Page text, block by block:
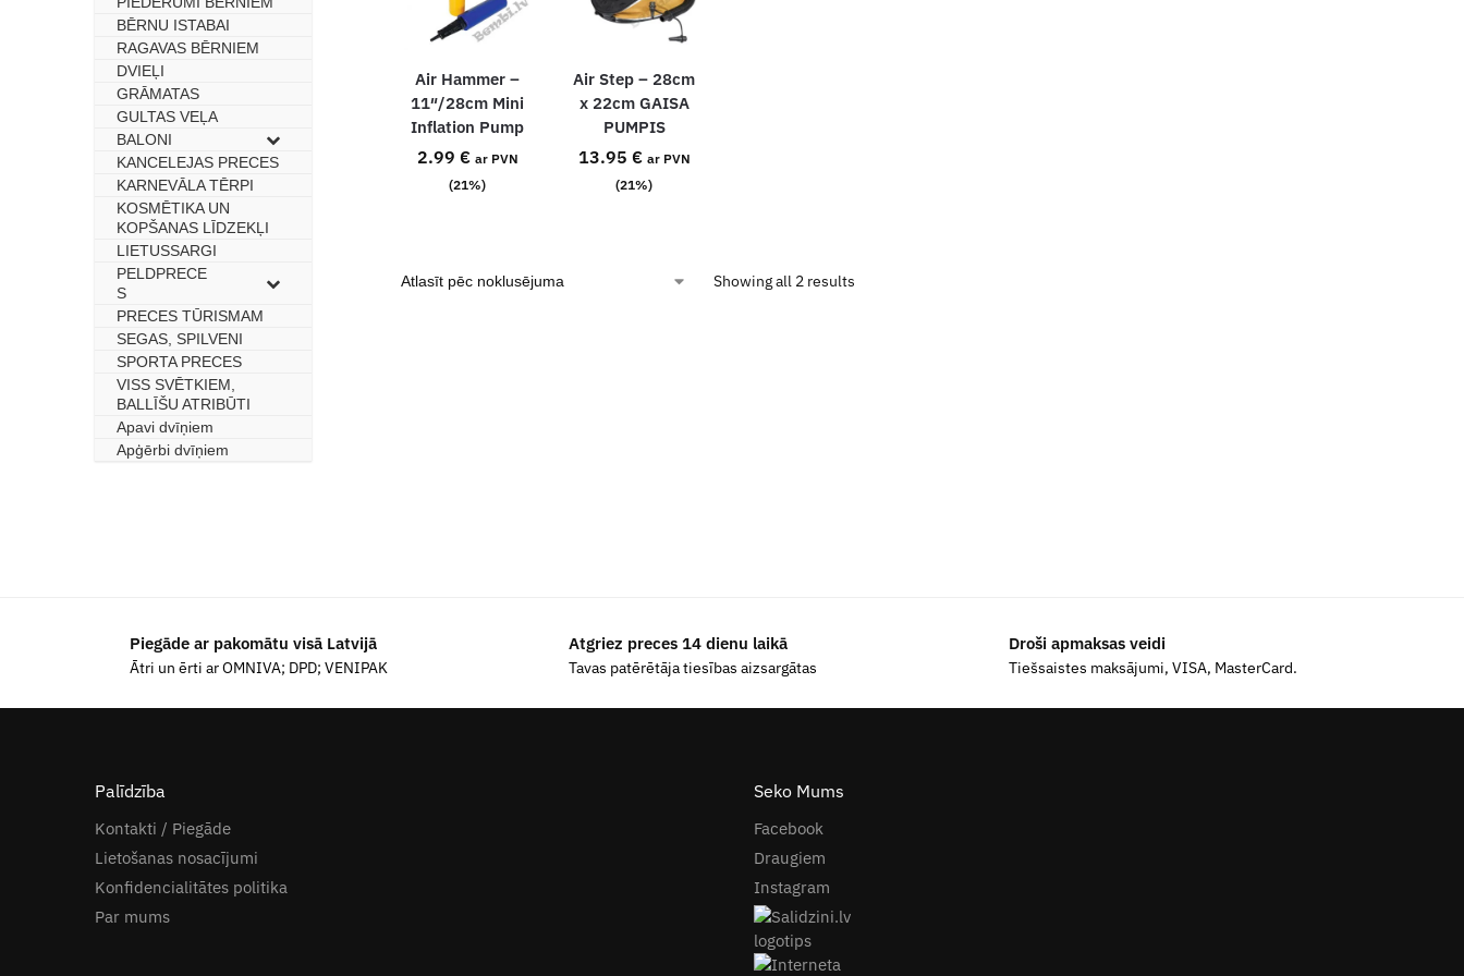
Air Hammer –
11″/28cm Mini
Inflation Pump
2.99 € ar PVN
(21%)
Air Step – 28cm
x 22cm GAISA
PUMPIS
13.95 € ar PVN
(21%)
Showing all 2 results
BĒRNU ISTABAI
–
RAGAVAS BĒRNIEM
–
DVIEĻI
–
GRĀMATAS
–
GULTAS VEĻA
–
BALONI
–
KANCELEJAS PRECES
–
KARNEVĀLA TĒRPI
–
KOSMĒTIKA UN
KOPŠANAS LĪDZEKĻI
–
LIETUSSARGI
–
PELDPRECE
S
–
PRECES TŪRISMAM
–
SEGAS, SPILVENI
–
SPORTA PRECES
–
VISS SVĒTKIEM,
BALLĪŠU ATRIBŪTI
–
Apavi dvīņiem
–
Apģērbi dvīņiem
–
Piegāde ar pakomātu visā Latvijā
Ātri un ērti ar OMNIVA; DPD; VENIPAK
Atgriez preces 14 dienu laikā
Tavas patērētāja tiesības aizsargātas
Droši apmaksas veidi
Tiešsaistes maksājumi, VISA, MasterCard.
Palīdzība
Kontakti / Piegāde
Lietošanas nosacījumi
Konfidencialitātes politika
Par mums
Seko Mums
Facebook
Draugiem
Instagram